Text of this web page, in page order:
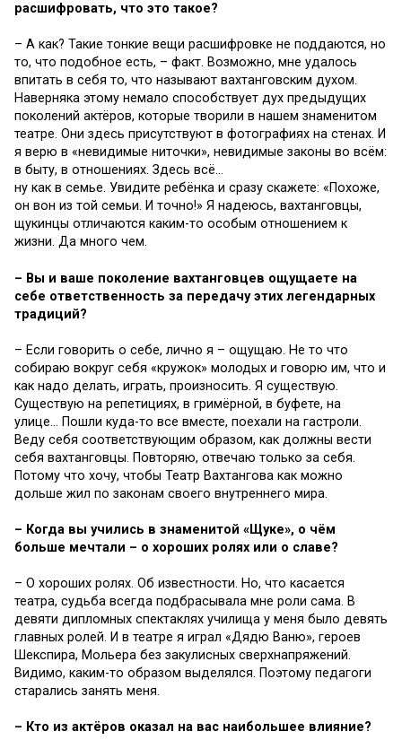
расшифровать, что это такое?
– А как? Такие тонкие вещи расшифровке не поддаются, но
то, что подобное есть, – факт. Возможно, мне удалось
впитать в себя то, что называют вахтанговским духом.
Наверняка этому немало способствует дух предыдущих
поколений актёров, которые творили в нашем знаменитом
театре. Они здесь присутствуют в фотографиях на стенах. И
я верю в «невидимые ниточки», невидимые законы во всём:
в быту, в отношениях. Здесь всё…
ну как в семье. Увидите ребёнка и сразу скажете: «Похоже,
он вон из той семьи. И точно!» Я надеюсь, вахтанговцы,
щукинцы отличаются каким-то особым отношением к
жизни. Да много чем.
– Вы и ваше поколение вахтанговцев ощущаете на
себе ответственность за передачу этих легендарных
традиций?
– Если говорить о себе, лично я – ощущаю. Не то что
собираю вокруг себя «кружок» молодых и говорю им, что и
как надо делать, играть, произносить. Я существую.
Существую на репетициях, в гримёрной, в буфете, на
улице… Пошли куда-то все вместе, поехали на гастроли.
Веду себя соответствующим образом, как должны вести
себя вахтанговцы. Повторяю, отвечаю только за себя.
Потому что хочу, чтобы Театр Вахтангова как можно
дольше жил по законам своего внутреннего мира.
– Когда вы учились в знаменитой «Щуке», о чём
больше мечтали – о хороших ролях или о славе?
– О хороших ролях. Об известности. Но, что касается
театра, судьба всегда подбрасывала мне роли сама. В
девяти дипломных спектаклях училища у меня было девять
главных ролей. И в театре я играл «Дядю Ваню», героев
Шекспира, Мольера без закулисных сверхнапряжений.
Видимо, каким-то образом выделялся. Поэтому педагоги
старались занять меня.
– Кто из актёров оказал на вас наибольшее влияние?